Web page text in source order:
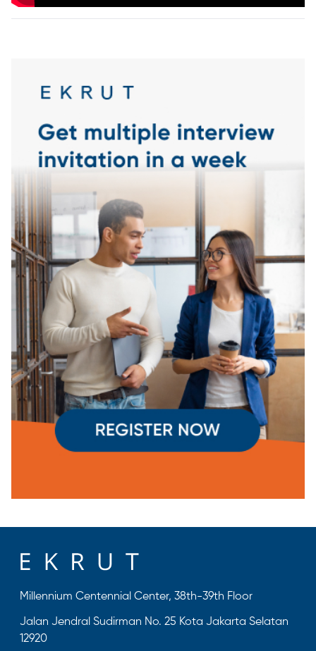
Millennium Centennial Center, 38th-39th Floor
Jalan Jendral Sudirman No. 25 Kota Jakarta Selatan
12920